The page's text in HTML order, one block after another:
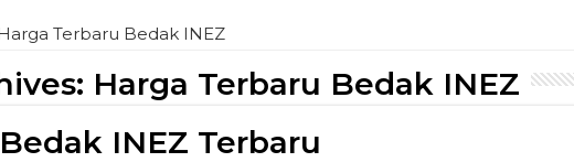
Terbaru Bedak INEZ
Harga Terbaru Bedak INEZ
INEZ Terbaru